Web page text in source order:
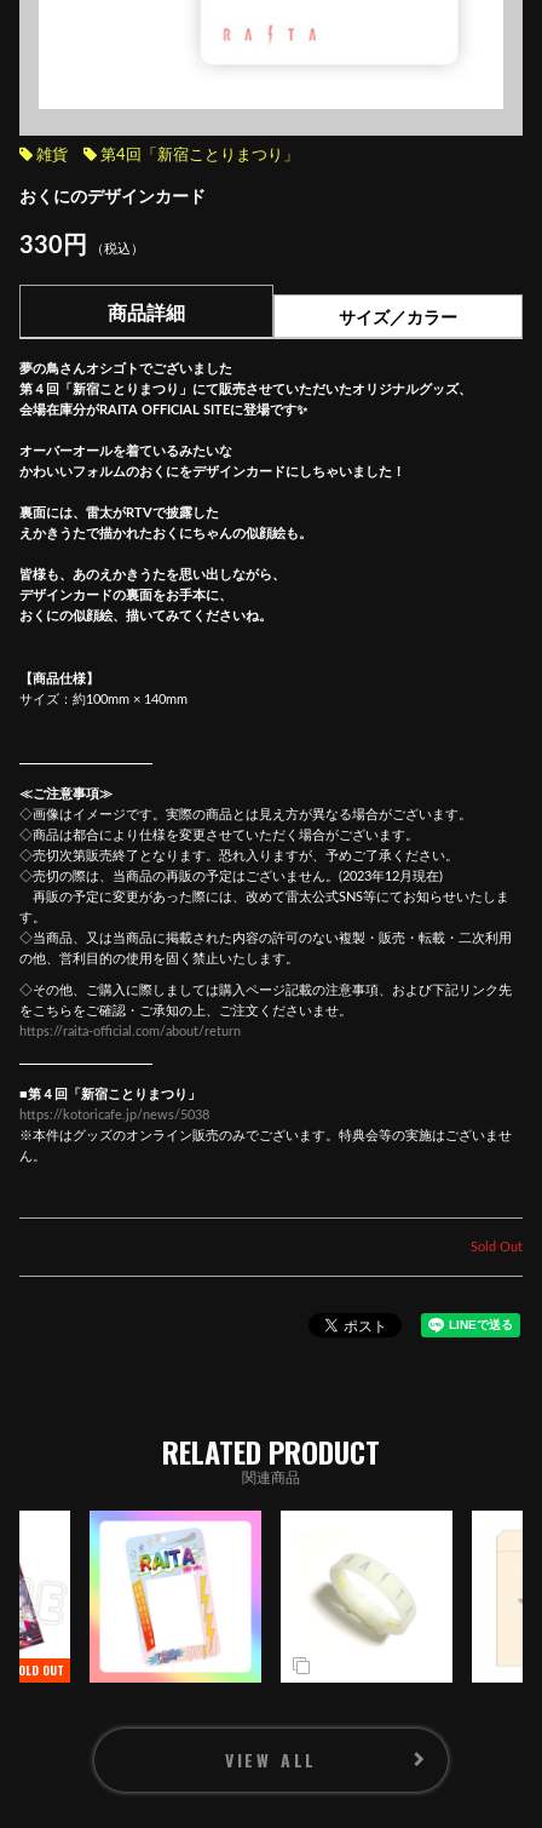
WHAT'S NEW
MEDIA
雑貨 第4回「新宿ことりまつり」
おくにのデザインカード
330円 （税込）
商品詳細 サイズ／カラー
夢の鳥さんオシゴトでございました
第４回「新宿ことりまつり」にて販売させていただいたオリジナルグッズ、
会場在庫分がRAITA OFFICIAL SITEに登場です✨
オーバーオールを着ているみたいな
かわいいフォルムのおくにをデザインカードにしちゃいました！
裏面には、雷太がRTVで披露した
えかきうたで描かれたおくにちゃんの似顔絵も。
皆様も、あのえかきうたを思い出しながら、
デザインカードの裏面をお手本に、
おくにの似顔絵、描いてみてくださいね。
【商品仕様】
サイズ：約100mm × 140mm
≪ご注意事項≫
◇画像はイメージです。実際の商品とは見え方が異なる場合がございます。
◇商品は都合により仕様を変更させていただく場合がございます。
◇売切次第販売終了となります。恐れ入りますが、予めご了承ください。
◇売切の際は、当商品の再販の予定はございません。(2023年12月現在)
再販の予定に変更があった際には、改めて雷太公式SNS等にてお知らせいたしま
す。
◇当商品、又は当商品に掲載された内容の許可のない複製・販売・転載・二次利用
の他、営利目的の使用を固く禁止いたします。
◇その他、ご購入に際しましては購入ページ記載の注意事項、および下記リンク先
をこちらをご確認・ご承知の上、ご注文くださいませ。
https://raita-official.com/about/return
■第４回「新宿ことりまつり」
https://kotoricafe.jp/news/5038
※本件はグッズのオンライン販売のみでございます。特典会等の実施はございませ
ん。
Sold Out
RELATED PRODUCT
関連商品
SOLD OUT
VIEW ALL